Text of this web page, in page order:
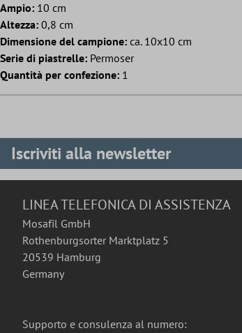
Ampio: 10 cm
Altezza: 0,8 cm
Dimensione del campione: ca. 10x10 cm
Serie di piastrelle: Permoser
Quantità per confezione: 1
Iscriviti alla newsletter
LINEA TELEFONICA DI ASSISTENZA
Mosafil GmbH
Rothenburgsorter Marktplatz 5
20539 Hamburg
Germany
Supporto e consulenza al numero: